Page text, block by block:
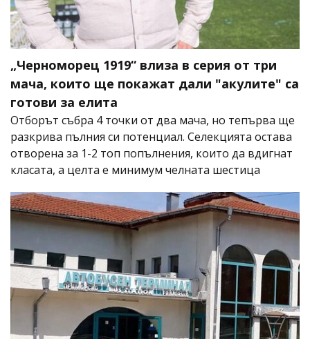
„Черноморец 1919“ влиза в серия от три
мача, които ще покажат дали "акулите" са
готови за елита
Отборът събра 4 точки от два мача, но тепърва ще
разкрива пълния си потенциал. Селекцията остава
отворена за 1-2 топ попълнения, които да вдигнат
класата, а целта е минимум челната шестица